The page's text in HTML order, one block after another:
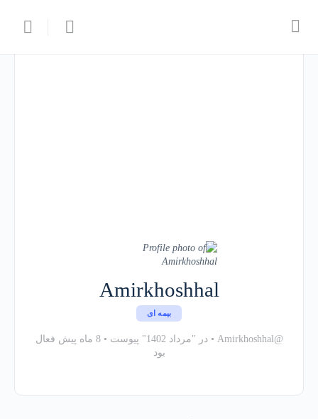
Amirkhoshhal
بیمه ای
@Amirkhoshhal
• در "مرداد 1402" پیوست •
8 ماه پیش فعال
بود